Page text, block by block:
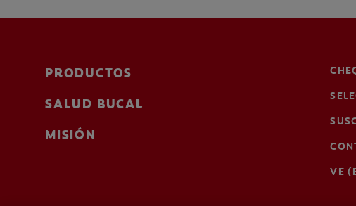
PRODUCTOS
SALUD BUCAL
MISIÓN
VE